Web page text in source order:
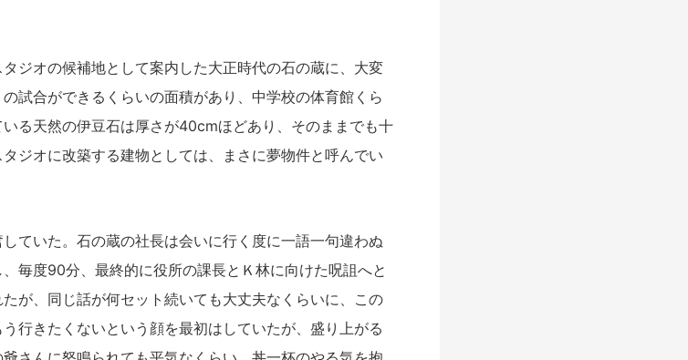
ジオの候補地として案内した大正時代の石の蔵に、大変
試合ができるくらいの面積があり、中学校の体育館くら
る天然の伊豆石は厚さが40cmほどあり、そのままでも十
ジオに改築する建物としては、まさに夢物件と呼んでい
ていた。石の蔵の社長は会いに行く度に一語一句違わぬ
毎度90分、最終的に役所の課長とＫ林に向けた呪詛へと
が、同じ話が何セット続いても大丈夫なくらいに、この
行きたくないという顔を最初はしていたが、盛り上がる